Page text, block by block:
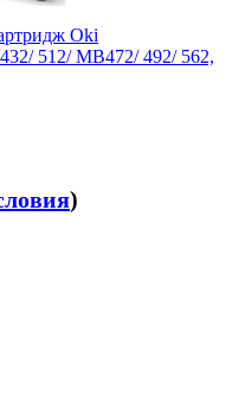
Oki
512/ MB472/ 492/ 562,
)